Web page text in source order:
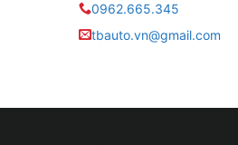
0962.665.345
tbauto.vn@gmail.com